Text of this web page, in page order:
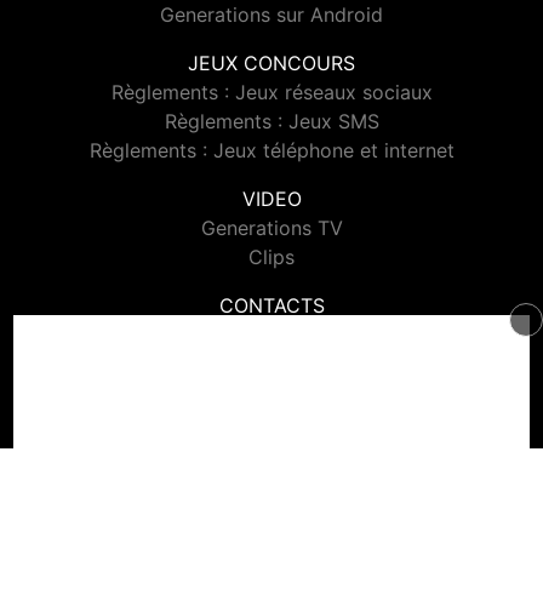
Generations sur Android
JEUX CONCOURS
Règlements : Jeux réseaux sociaux
Règlements : Jeux SMS
Règlements : Jeux téléphone et internet
VIDEO
Generations TV
Clips
CONTACTS